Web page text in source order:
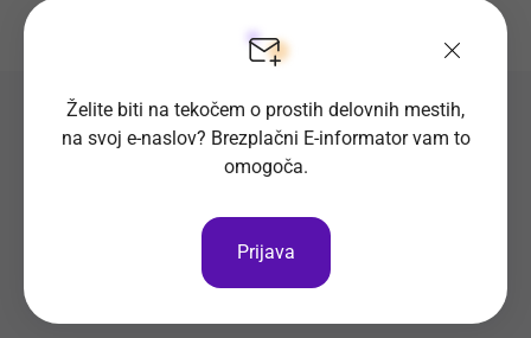
Preverite seznam prostih
delovnih mest
Regije
Želite biti na tekočem o prostih delovnih mestih,
na svoj e-naslov? Brezplačni E-informator vam to
omogoča.
Prijava